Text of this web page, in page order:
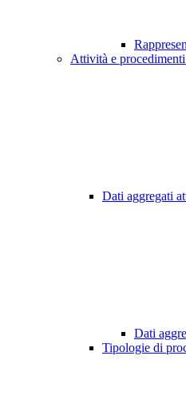
Attività e procedimenti
Dati aggregati
Dati
Tipologie di